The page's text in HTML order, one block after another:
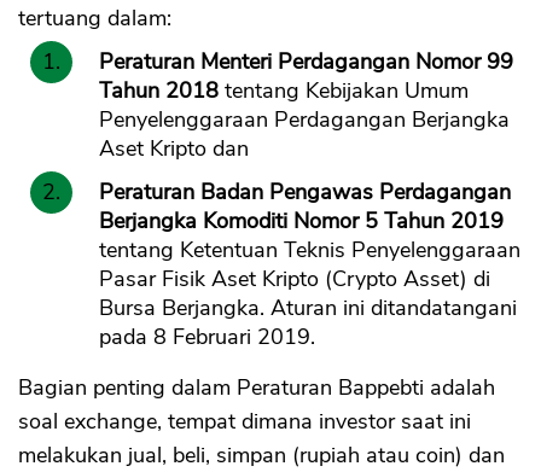
tertuang dalam:
Peraturan Menteri Perdagangan Nomor 99
Tahun 2018 tentang Kebijakan Umum
Penyelenggaraan Perdagangan Berjangka
Aset Kripto dan
Peraturan Badan Pengawas Perdagangan
Berjangka Komoditi Nomor 5 Tahun 2019
tentang Ketentuan Teknis Penyelenggaraan
Pasar Fisik Aset Kripto (Crypto Asset) di
Bursa Berjangka. Aturan ini ditandatangani
pada 8 Februari 2019.
Bagian penting dalam Peraturan Bappebti adalah
soal exchange, tempat dimana investor saat ini
melakukan jual, beli, simpan (rupiah atau coin) dan